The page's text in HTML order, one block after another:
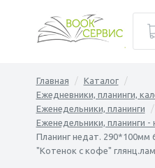
Главная
Каталог
Ежедневники, планинги,
Еженедельники, планинги
Еженедельники, планинги
Планинг недат. 290*100мм
"Котенок с кофе"